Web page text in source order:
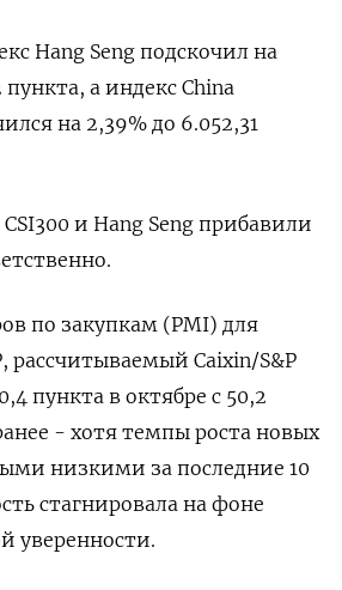
Hang Seng подскочил на
пункта, а индекс China
на 2,39% до 6.052,31
и Hang Seng прибавили
по закупкам (PMI) для
рассчитываемый Caixin/S&P
пункта в октябре с 50,2
- хотя темпы роста новых
низкими за последние 10
стагнировала на фоне
уверенности.